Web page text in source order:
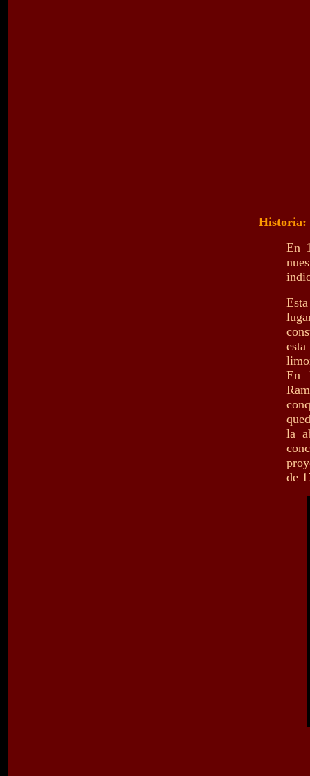
Historia:
En
En
la
de